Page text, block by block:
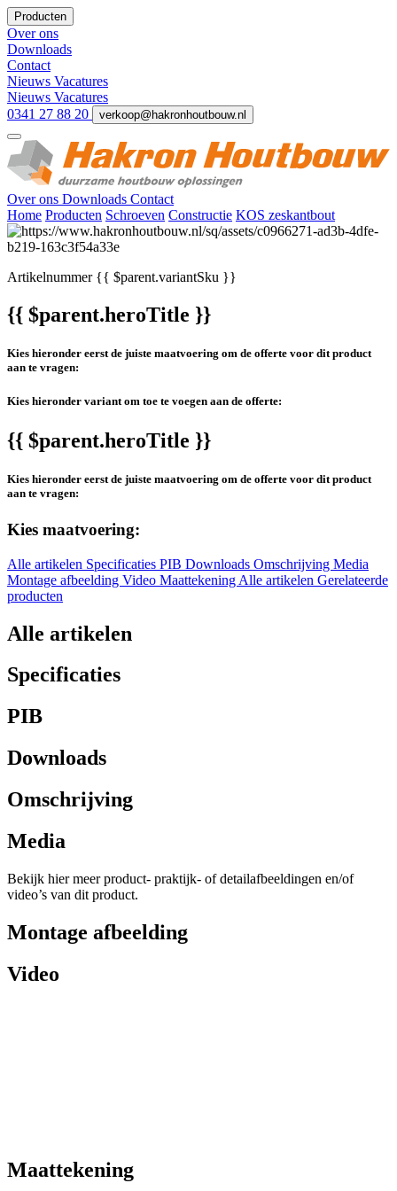
Producten
Over ons
Downloads
Contact
Nieuws Vacatures
Nieuws Vacatures
0341 27 88 20
verkoop@hakronhoutbouw.nl
Over ons Downloads Contact
Home Producten Schroeven Constructie KOS zeskantbout
Artikelnummer{{ $parent.variantSku }}
{{ $parent.heroTitle }}
Kies hieronder eerst de juiste maatvoering om de offerte voor dit product
aan te vragen:
Kies hieronder variant om toe te voegen aan de offerte:
{{ $parent.heroTitle }}
Kies hieronder eerst de juiste maatvoering om de offerte voor dit product
aan te vragen:
Kies maatvoering:
Alle artikelen Specificaties PIB Downloads Omschrijving Media
Montage afbeelding Video Maattekening Alle artikelen Gerelateerde
producten
Alle artikelen
Specificaties
PIB
Downloads
Omschrijving
Media
Bekijk hier meer product- praktijk- of detailafbeeldingen en/of
video’s van dit product.
Montage afbeelding
Video
Maattekening